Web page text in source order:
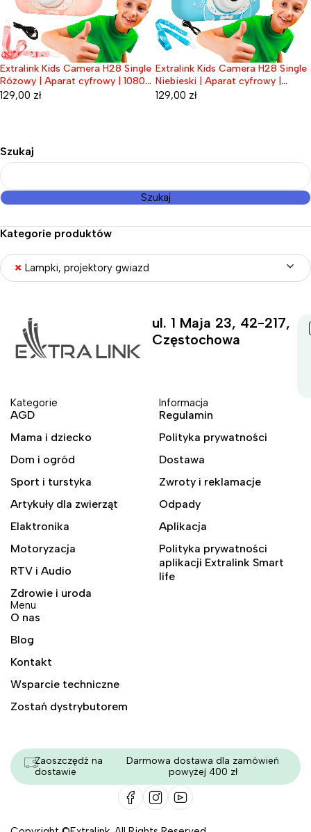
Extralink Kids Camera H28 Single
Różowy | Aparat cyfrowy | 1080P
30fps, wyświetlacz 2.0"
129,00 zł
Extralink Kids Camera H28 Single
Niebieski | Aparat cyfrowy |
1080P 30fps, wyświetlacz 2.0"
129,00 zł
Szukaj
Szukaj
Kategorie produktów
× Lampki, projektory gwiazd
ul. 1 Maja 23, 42-217,
Częstochowa
Kategorie
AGD
Mama i dziecko
Dom i ogród
Sport i turstyka
Artykuły dla zwierząt
Elaktronika
Motoryzacja
RTV i Audio
Zdrowie i uroda
Informacja
Regulamin
Polityka prywatności
Dostawa
Zwroty i reklamacje
Odpady
Aplikacja
Polityka prywatności
aplikacji Extralink Smart
life
Menu
O nas
Blog
Kontakt
Wsparcie techniczne
Zostań dystrybutorem
Zaoszczędź na
dostawie
Darmowa dostawa dla zamówień
powyżej 400 zł